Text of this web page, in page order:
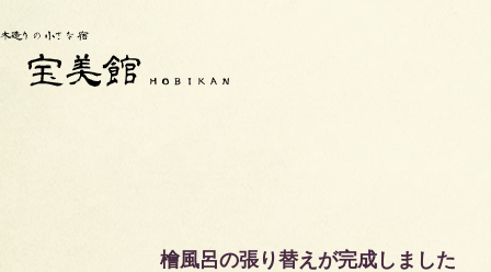
檜風呂の張り替えが完成しました